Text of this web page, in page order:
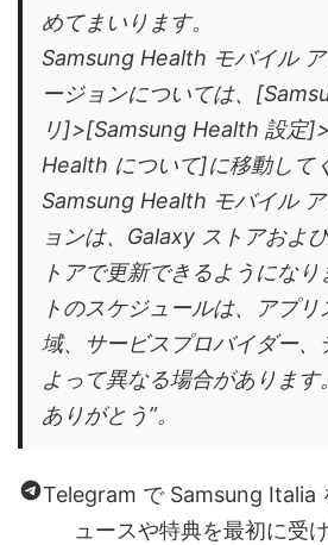
めてまいります。
Samsung Health モバイル
ージョンについては、
リ]>[Samsung Health 設定
Health について]に移動して
Samsung Health モバイル
ョンは、Galaxy ストアおよ
トアで更新できるようにな
トのスケジュールは、アプ
域、サービスプロバイダー、
よって異なる場合があります。
ありがとう”。
Telegram で Samsung Italia
ュースや特典を最初に受